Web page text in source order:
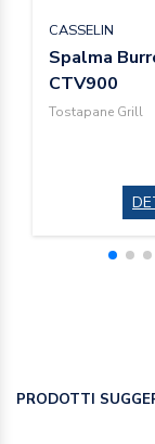
CASSELIN
Spalma
CTV900
Tostapane Grill
PRODOTTI